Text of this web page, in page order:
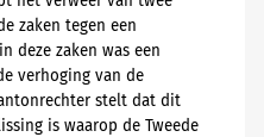
zaken tegen een
deze zaken was een
verhoging van de
stelt dat dit
is waarop de Tweede